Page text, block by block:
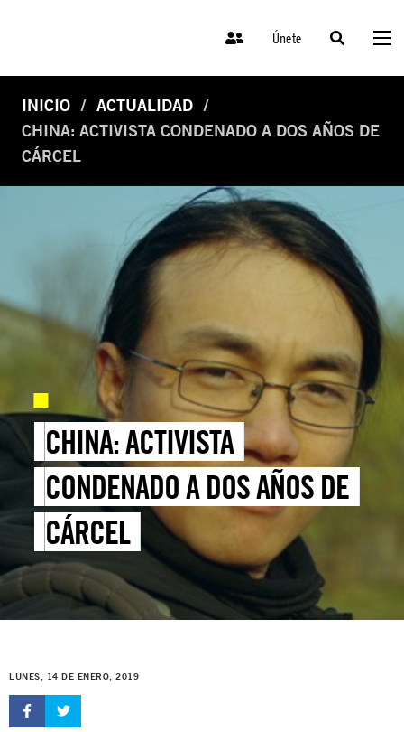
Únete
INICIO
ACTUALIDAD
CHINA: ACTIVISTA CONDENADO A DOS AÑOS DE
CÁRCEL
CHINA: ACTIVISTA
CONDENADO A DOS AÑOS DE
CÁRCEL
LUNES, 14 DE ENERO, 2019